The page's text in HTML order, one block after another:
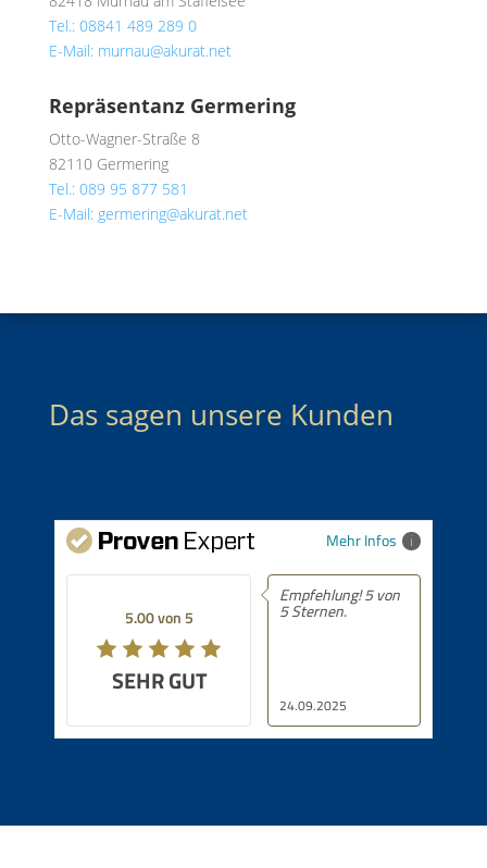
Tel.: 08841 489 289 0
E-Mail: murnau@akurat.net
Repräsentanz Germering
Otto-Wagner-Straße 8
82110 Germering
Tel.: 089 95 877 581
E-Mail: germering@akurat.net
Das sagen unsere Kunden
Mehr Infos
5.00 von 5
SEHR GUT
24.09.2025
Empfehlung! 5 von
5 Sternen.